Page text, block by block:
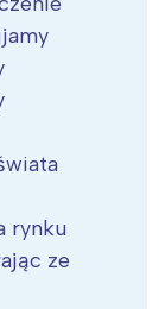
rynku
ze